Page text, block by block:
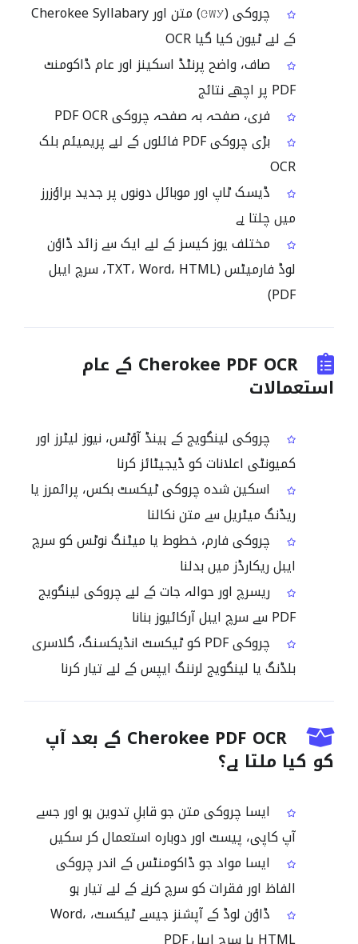
چروکی (ᏣᎳᎩ) متن اور Cherokee Syllabary
کے لیے ٹیون کیا گیا OCR
صاف، واضح پرنٹڈ اسکینز اور عام ڈاکومنٹ
PDF پر اچھے نتائج
فری، صفحہ بہ صفحہ چروکی PDF OCR
بڑی چروکی PDF فائلوں کے لیے پریمیئم بلک
OCR
ڈیسک ٹاپ اور موبائل دونوں پر جدید براؤزرز
میں چلتا ہے
مختلف یوز کیسز کے لیے ایک سے زائد ڈاؤن
لوڈ فارمیٹس (TXT، Word، HTML، سرچ ایبل
PDF)
Cherokee PDF OCR کے عام
استعمالات
چروکی لینگویج کے ہینڈ آؤٹس، نیوز لیٹرز اور
کمیونٹی اعلانات کو ڈیجیٹائز کرنا
اسکین شدہ چروکی ٹیکسٹ بکس، پرائمرز یا
ریڈنگ میٹریل سے متن نکالنا
چروکی فارم، خطوط یا میٹنگ نوٹس کو سرچ
ایبل ریکارڈز میں بدلنا
ریسرچ اور حوالہ جات کے لیے چروکی لینگویج
PDF سے سرچ ایبل آرکائیوز بنانا
چروکی PDF کو ٹیکسٹ انڈیکسنگ، گلاسری
بلڈنگ یا لینگویج لرننگ ایپس کے لیے تیار کرنا
Cherokee PDF OCR کے بعد آپ
کو کیا ملتا ہے؟
ایسا چروکی متن جو قابلِ تدوین ہو اور جسے
آپ کاپی، پیسٹ اور دوبارہ استعمال کر سکیں
ایسا مواد جو ڈاکومنٹس کے اندر چروکی
الفاظ اور فقرات کو سرچ کرنے کے لیے تیار ہو
ڈاؤن لوڈ کے آپشنز جیسے ٹیکسٹ، Word،